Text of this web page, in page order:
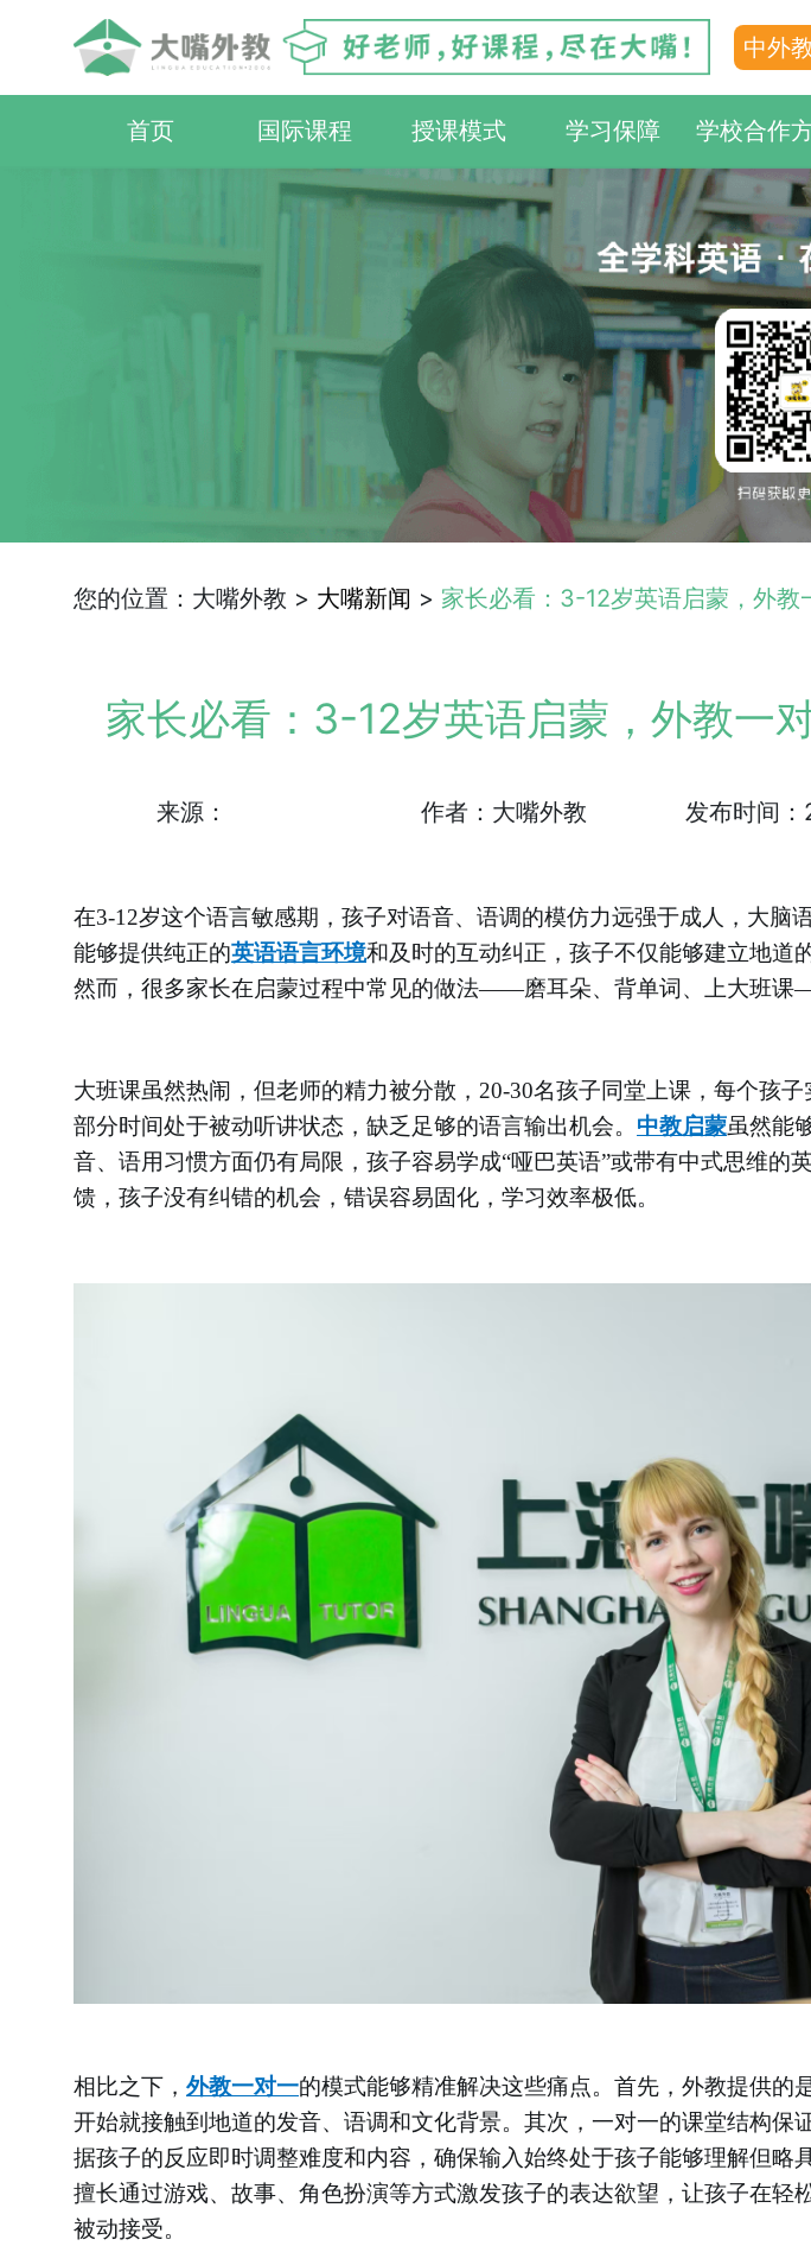
中外
首页 国际课程 授课模式 学习保障 学校合作
您的位置：大嘴外教 > 大嘴新闻 > 家长必看：3-12岁英语启蒙，外教
家长必看：3-12岁英语启蒙，外教一
来源： 作者：大嘴外教 发布时间
在3-12岁这个语言敏感期，孩子对语音、语调的模仿力远强于成人，大脑
能够提供纯正的英语语言环境和及时的互动纠正，孩子不仅能够建立地道
然而，很多家长在启蒙过程中常见的做法——磨耳朵、背单词、上大班课
大班课虽然热闹，但老师的精力被分散， 20-30名孩子同堂上课，每个孩
部分时间处于被动听讲状态，缺乏足够的语言输出机会。 中教启蒙虽然能
音、语用习惯方面仍有局限，孩子容易学成“哑巴英语”或带有中式思维的
馈，孩子没有纠错的机会，错误容易固化，学习效率极低。
相比之下， 外教一对一的模式能够精准解决这些痛点。首先，外教提供的
开始就接触到地道的发音、语调和文化背景。其次，一对一的课堂结构保
据孩子的反应即时调整难度和内容，确保输入始终处于孩子能够理解但略
擅长通过游戏、故事、角色扮演等方式激发孩子的表达欲望，让孩子在轻
被动接受。